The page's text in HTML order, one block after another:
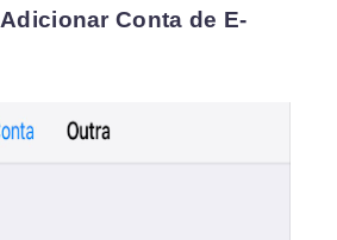
Adicionar Conta de E-